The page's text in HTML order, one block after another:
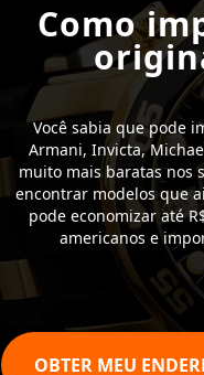
Como
Você sabia que pode
Armani, Invicta,
muito mais baratas nos
encontrar modelos que
pode economizar até
americanos e
OBTER MEU